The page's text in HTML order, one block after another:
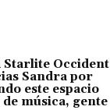
Starlite Occident
Sandra por
este espacio
música, gente